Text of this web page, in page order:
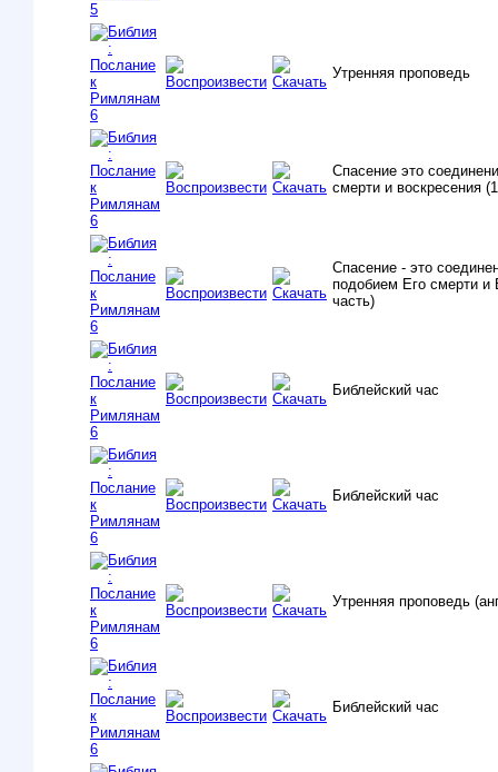
Утренняя проповедь
Спасение это
смерти и воскресения
Спасение - это
подобием Его смерти и
часть)
Библейский час
Библейский час
Утренняя проповедь
Библейский час